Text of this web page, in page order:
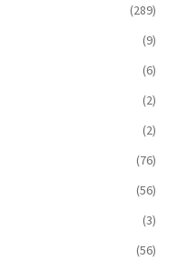
(289)
(9)
(6)
(2)
(2)
(76)
(56)
(3)
(56)